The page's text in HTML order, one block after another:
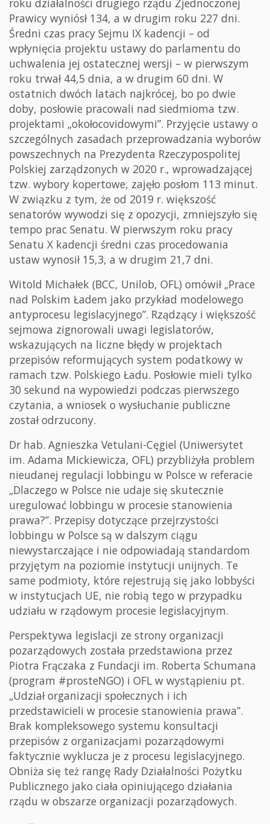
roku działalności drugiego rządu Zjednoczonej
Prawicy wyniósł 134, a w drugim roku 227 dni.
Średni czas pracy Sejmu IX kadencji – od
wpłynięcia projektu ustawy do parlamentu do
uchwalenia jej ostatecznej wersji – w pierwszym
roku trwał 44,5 dnia, a w drugim 60 dni. W
ostatnich dwóch latach najkrócej, bo po dwie
doby, posłowie pracowali nad siedmioma tzw.
projektami „okołocovidowymi”. Przyjęcie ustawy o
szczególnych zasadach przeprowadzania wyborów
powszechnych na Prezydenta Rzeczypospolitej
Polskiej zarządzonych w 2020 r., wprowadzającej
tzw. wybory kopertowe, zajęło posłom 113 minut.
W związku z tym, że od 2019 r. większość
senatorów wywodzi się z opozycji, zmniejszyło się
tempo prac Senatu. W pierwszym roku pracy
Senatu X kadencji średni czas procedowania
ustaw wynosił 15,3, a w drugim 21,7 dni.
Witold Michałek (BCC, Unilob, OFL) omówił „Prace
nad Polskim Ładem jako przykład modelowego
antyprocesu legislacyjnego”. Rządzący i większość
sejmowa zignorowali uwagi legislatorów,
wskazujących na liczne błędy w projektach
przepisów reformujących system podatkowy w
ramach tzw. Polskiego Ładu. Posłowie mieli tylko
30 sekund na wypowiedzi podczas pierwszego
czytania, a wniosek o wysłuchanie publiczne
został odrzucony.
Dr hab. Agnieszka Vetulani-Cęgiel (Uniwersytet
im. Adama Mickiewicza, OFL) przybliżyła problem
nieudanej regulacji lobbingu w Polsce w referacie
„Dlaczego w Polsce nie udaje się skutecznie
uregulować lobbingu w procesie stanowienia
prawa?”. Przepisy dotyczące przejrzystości
lobbingu w Polsce są w dalszym ciągu
niewystarczające i nie odpowiadają standardom
przyjętym na poziomie instytucji unijnych. Te
same podmioty, które rejestrują się jako lobbyści
w instytucjach UE, nie robią tego w przypadku
udziału w rządowym procesie legislacyjnym.
Perspektywa legislacji ze strony organizacji
pozarządowych została przedstawiona przez
Piotra Frączaka z Fundacji im. Roberta Schumana
(program #prosteNGO) i OFL w wystąpieniu pt.
„Udział organizacji społecznych i ich
przedstawicieli w procesie stanowienia prawa”.
Brak kompleksowego systemu konsultacji
przepisów z organizacjami pozarządowymi
faktycznie wyklucza je z procesu legislacyjnego.
Obniża się też rangę Rady Działalności Pożytku
Publicznego jako ciała opiniującego działania
rządu w obszarze organizacji pozarządowych.